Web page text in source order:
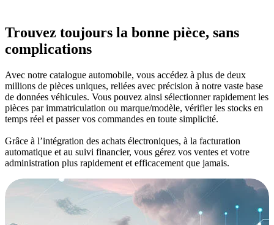
Trouvez toujours la bonne pièce, sans
complications
Avec notre catalogue automobile, vous accédez à plus de deux
millions de pièces uniques, reliées avec précision à notre vaste base
de données véhicules. Vous pouvez ainsi sélectionner rapidement les
pièces par immatriculation ou marque/modèle, vérifier les stocks en
temps réel et passer vos commandes en toute simplicité.
Grâce à l’intégration des achats électroniques, à la facturation
automatique et au suivi financier, vous gérez vos ventes et votre
administration plus rapidement et efficacement que jamais.